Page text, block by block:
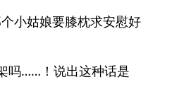
小姑娘要膝枕求安慰好
吗……！说出这种话是